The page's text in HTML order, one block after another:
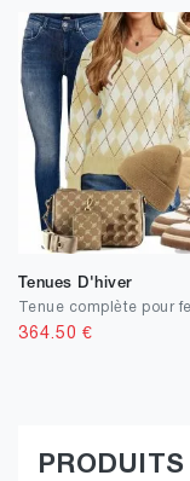
Tenues D'hiver
Tenue complète pour
364.50 €